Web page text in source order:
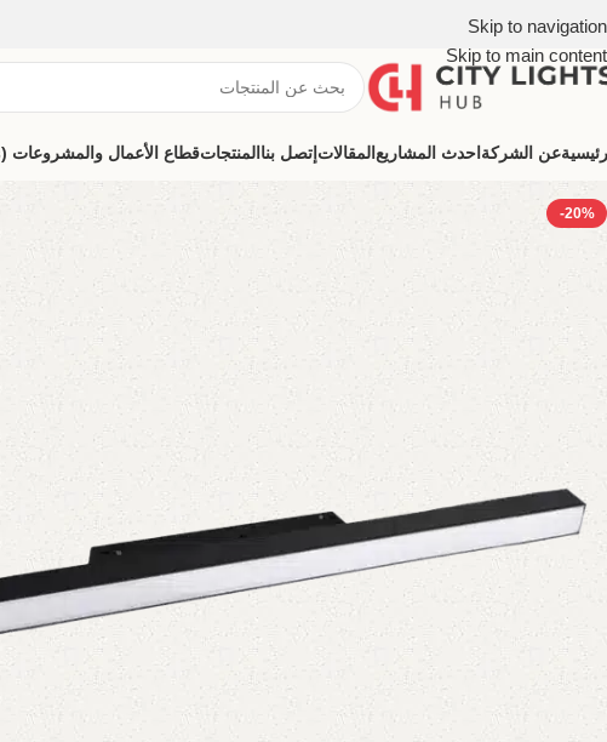
Skip to navigation
Skip to main content
عن الشركة احدث المشاريع المقالات إتصل بنا المنتجاتقطاع الأعمال والمشروعات (B2B Solutions)
-20%